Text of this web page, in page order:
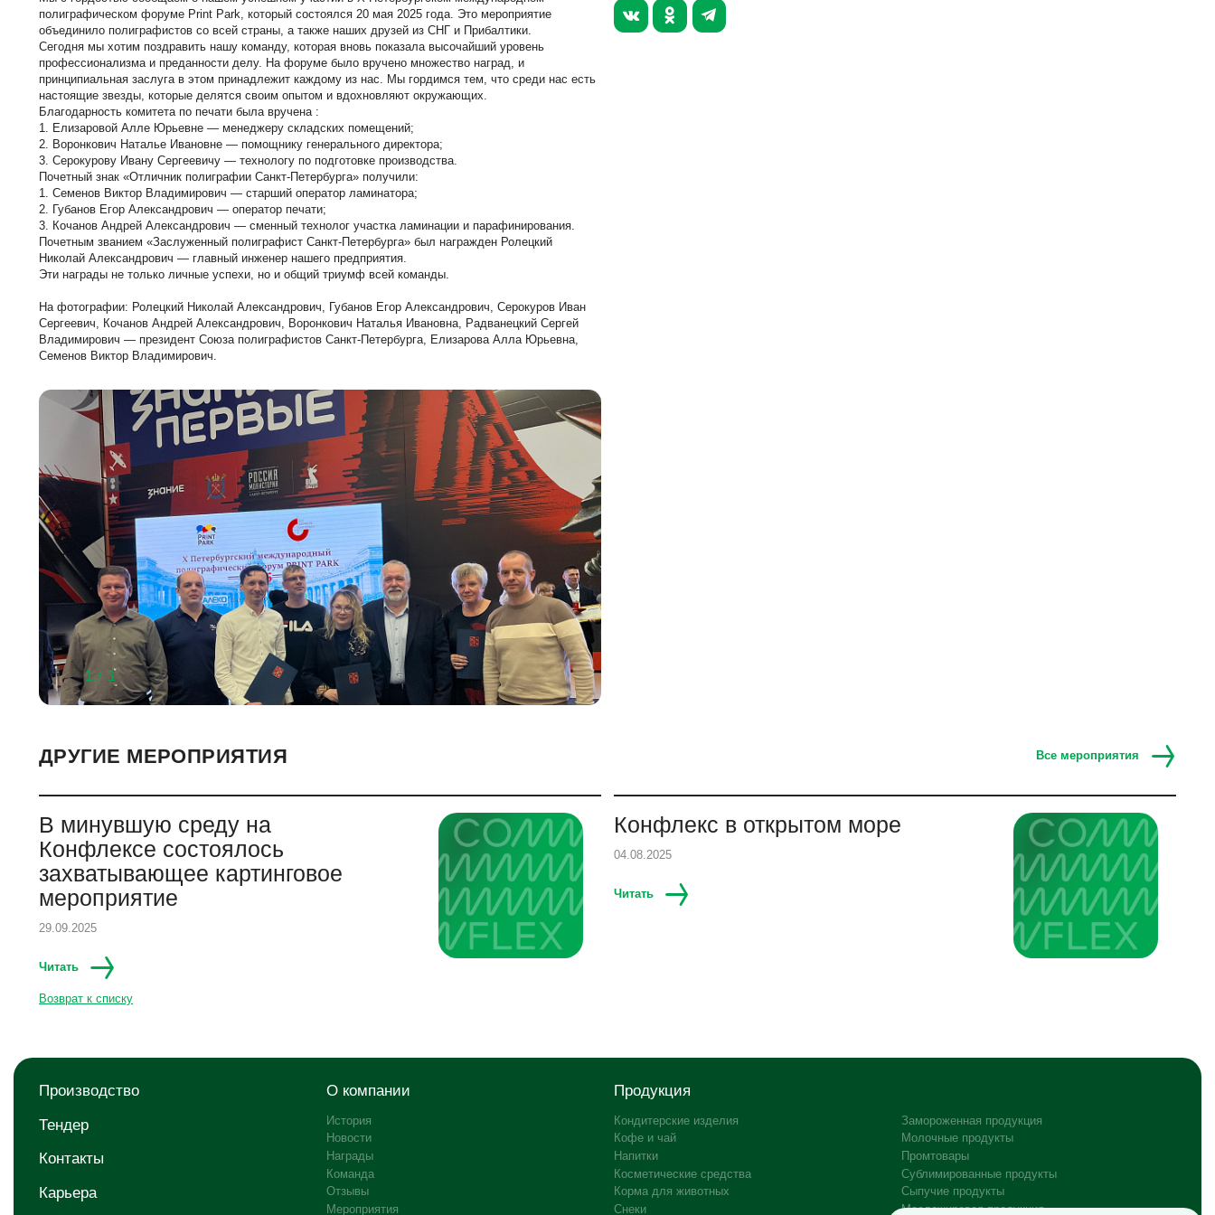
СНЕКИ
МАСЛОЖИРОВАЯ
ПРОДУКЦИЯ
СОУСЫ, ЖИДКИЕ СПЕЦИИ
R & D
полиграфическом форуме Print Park, который состоялся 20 мая 2025 года. Это мероприятие
объединило полиграфистов со всей страны, а также наших друзей из СНГ и Прибалтики.
Сегодня мы хотим поздравить нашу команду, которая вновь показала высочайший уровень
профессионализма и преданности делу. На форуме было вручено множество наград, и
принципиальная заслуга в этом принадлежит каждому из нас. Мы гордимся тем, что среди нас есть
настоящие звезды, которые делятся своим опытом и вдохновляют окружающих.
Благодарность комитета по печати была вручена :
1. Елизаровой Алле Юрьевне — менеджеру складских помещений;
2. Воронкович Наталье Ивановне — помощнику генерального директора;
3. Серокурову Ивану Сергеевичу — технологу по подготовке производства.
Почетный знак «Отличник полиграфии Санкт-Петербурга» получили:
1. Семенов Виктор Владимирович — старший оператор ламинатора;
2. Губанов Егор Александрович — оператор печати;
3. Кочанов Андрей Александрович — сменный технолог участка ламинации и парафинирования.
Почетным званием «Заслуженный полиграфист Санкт-Петербурга» был награжден Ролецкий
Николай Александрович — главный инженер нашего предприятия.
Эти награды не только личные успехи, но и общий триумф всей команды.
На фотографии: Ролецкий Николай Александрович, Губанов Егор Александрович, Серокуров Иван
Сергеевич, Кочанов Андрей Александрович, Воронкович Наталья Ивановна, Радванецкий Сергей
Владимирович — президент Союза полиграфистов Санкт-Петербурга, Елизарова Алла Юрьевна,
Семенов Виктор Владимирович.
1 / 1
ДРУГИЕ МЕРОПРИЯТИЯ Все мероприятия
В минувшую среду на
Конфлексе состоялось
захватывающее картинговое
мероприятие
29.09.2025
Читать
Конфлекс в открытом море
04.08.2025
Читать
Возврат к списку
Производство
Тендер
Контакты
Карьера
О компании
История
Новости
Награды
Команда
Отзывы
Мероприятия
Продукция
Кондитерские изделия
Замороженная продукция
Кофе и чай
Молочные продукты
Напитки
Промтовары
Косметические средства
Сублимированные продукты
Корма для животных
Сыпучие продукты
Снеки
Масложировая продукция